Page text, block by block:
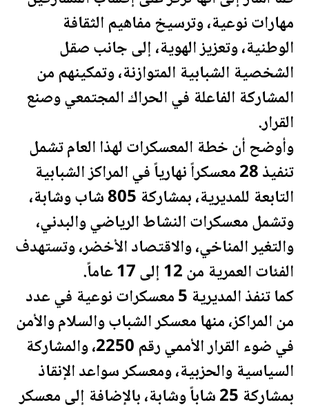
مهارات نوعية، وترسيخ مفاهيم الثقافة
الوطنية، وتعزيز الهوية، إلى جانب صقل
الشخصية الشبابية المتوازنة، وتمكينهم من
المشاركة الفاعلة في الحراك المجتمعي وصنع
القرار.
وأوضح أن خطة المعسكرات لهذا العام تشمل
تنفيذ 28 معسكراً نهارياً في المراكز الشبابية
التابعة للمديرية، بمشاركة 805 شاب وشابة،
وتشمل معسكرات النشاط الرياضي والبدني،
والتغير المناخي، والاقتصاد الأخضر، وتستهدف
الفئاتالعمرية من 12 إلى 17 عاماً.
كما تنفذ المديرية 5 معسكرات نوعية في عدد
من المراكز، منها معسكر الشباب والسلام والأمن
في ضوء القرار الأممي رقم 2250، والمشاركة
السياسية والحزبية، ومعسكر سواعد الإنقاذ
بمشاركة 25 شاباً وشابة، بالإضافة إلى معسكر